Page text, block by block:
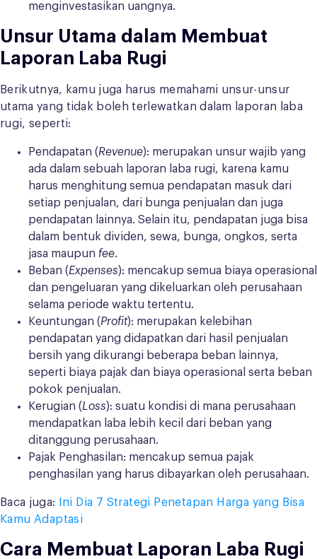
menginvestasikan uangnya.
Unsur Utama dalam Membuat
Laporan Laba Rugi
Berikutnya, kamu juga harus memahami unsur-unsur
utama yang tidak boleh terlewatkan dalam laporan laba
rugi, seperti:
Pendapatan (Revenue): merupakan unsur wajib yang
ada dalam sebuah laporan laba rugi, karena kamu
harus menghitung semua pendapatan masuk dari
setiap penjualan, dari bunga penjualan dan juga
pendapatan lainnya. Selain itu, pendapatan juga bisa
dalam bentuk dividen, sewa, bunga, ongkos, serta
jasa maupun fee.
Beban (Expenses): mencakup semua biaya operasional
dan pengeluaran yang dikeluarkan oleh perusahaan
selama periode waktu tertentu.
Keuntungan (Profit): merupakan kelebihan
pendapatan yang didapatkan dari hasil penjualan
bersih yang dikurangi beberapa beban lainnya,
seperti biaya pajak dan biaya operasional serta beban
pokok penjualan.
Kerugian (Loss): suatu kondisi di mana perusahaan
mendapatkan laba lebih kecil dari beban yang
ditanggung perusahaan.
Pajak Penghasilan: mencakup semua pajak
penghasilan yang harus dibayarkan oleh perusahaan.
Baca juga:
Ini Dia 7 Strategi Penetapan Harga yang Bisa
Kamu Adaptasi
Cara Membuat Laporan Laba Rugi